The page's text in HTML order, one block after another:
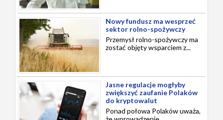
Nowy fundusz ma wesprzeć
sektor rolno-spożywczy
Przemysł rolno-spożywczy ma
zostać objęty wsparciem z...
Jasne regulacje mogłyby
zwiększyć zaufanie Polaków
do kryptowalut
Ponad połowa Polaków uważa,